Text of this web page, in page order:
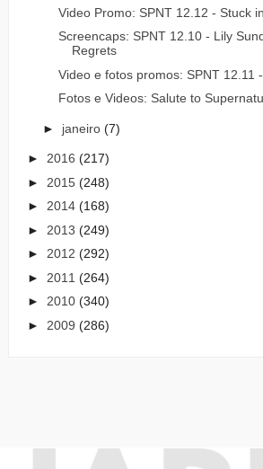
Video Promo: SPNT 12.12 - Stuck
Screencaps: SPNT 12.10 - Lily
Regrets
Video e fotos promos: SPNT 12.11
Fotos e Videos: Salute to
► janeiro (7)
► 2016 (217)
► 2015 (248)
► 2014 (168)
► 2013 (249)
► 2012 (292)
► 2011 (264)
► 2010 (340)
► 2009 (286)